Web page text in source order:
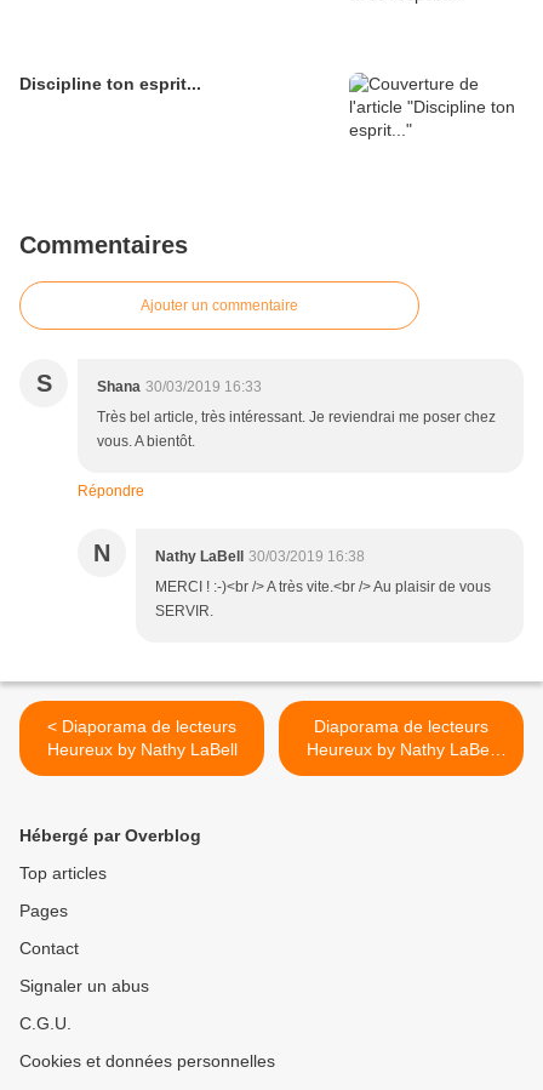
Discipline ton esprit...
Commentaires
Ajouter un commentaire
S Shana 30/03/2019 16:33
Très bel article, très intéressant. Je reviendrai me poser chez
vous. A bientôt.
Répondre
N Nathy LaBell
30/03/2019 16:38
MERCI ! :-)<br /> A très vite.<br /> Au plaisir de vous
SERVIR.
< Diaporama de lecteurs
Heureux by Nathy LaBell
Diaporama de lecteurs
Heureux by Nathy LaBell
(2) >
Hébergé par Overblog
Top articles
Pages
Contact
Signaler un abus
C.G.U.
Cookies et données personnelles